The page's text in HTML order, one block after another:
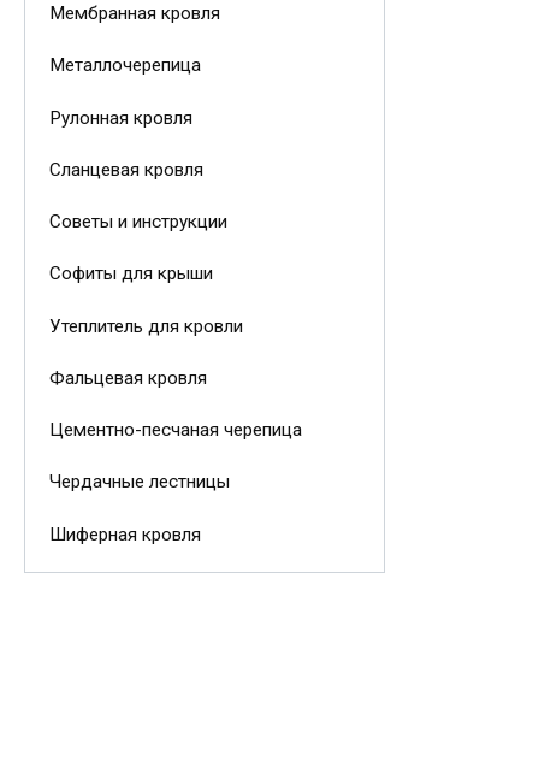
Мембранная кровля
Металлочерепица
Рулонная кровля
Сланцевая кровля
Советы и инструкции
Софиты для крыши
Утеплитель для кровли
Фальцевая кровля
Цементно-песчаная черепица
Чердачные лестницы
Шиферная кровля